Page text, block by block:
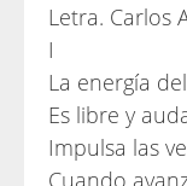
Letra. Carlos
I
La energía
Es libre y
Impulsa las
Cuando